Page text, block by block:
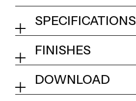
SPECIFICATIONS
Basin mixer Ø 34 mm
Collection
FINISHES
01Q - Chrome
DOWNLOAD
Tech info